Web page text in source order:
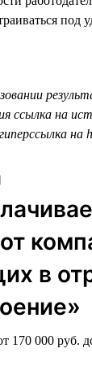
под
ссылка на
на
в
170 000 руб.